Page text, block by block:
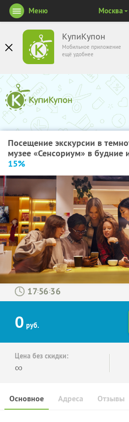
КупиКупон
Мобильное приложение
ещё удобнее
Меню Москва
Посещение экскурсии в
музее «Сенсориум» в будние
15%
: :
0 руб.
Цена без скидки:
∞
Основное Отзывы
Адреса